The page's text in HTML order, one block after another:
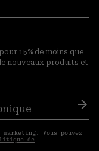
15% de moins que
nouveaux produits et
marketing. Vous pouvez
de